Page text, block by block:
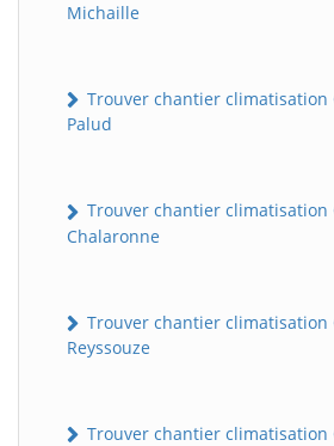
Michaille
Trouver chantier climatisation
Palud
Trouver chantier climatisation
Chalaronne
Trouver chantier climatisation
Reyssouze
Trouver chantier climatisation